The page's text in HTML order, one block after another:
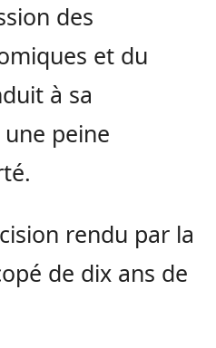
des
et du
à sa
peine
rendu par la
de dix ans de